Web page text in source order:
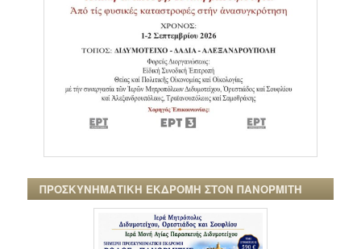
ΠΡΟΣΚΥΝΗΜΑΤΙΚΗ ΕΚΔΡΟΜΗ ΣΤΟΝ ΠΑΝΟΡΜΙΤΗ